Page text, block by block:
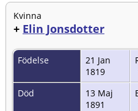
Kvinna
+ Elin Jonsdotter
Födelse
21 Jan
1819
Död
13 Maj
1891